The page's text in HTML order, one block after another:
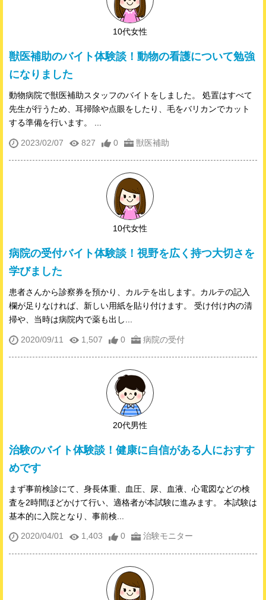
10代女性
獣医補助のバイト体験談！動物の看護について勉強
になりました
動物病院で獣医補助スタッフのバイトをしました。 処置はすべて
先生が行うため、耳掃除や点眼をしたり、毛をバリカンでカット
する準備を行います。 ...
2023/02/07 827 0 獣医補助
10代女性
病院の受付バイト体験談！視野を広く持つ大切さを
学びました
患者さんから診察券を預かり、カルテを出します。カルテの記入
欄が足りなければ、新しい用紙を貼り付けます。 受け付け内の清
掃や、当時は病院内で薬も出し...
2020/09/11 1,507 0 病院の受付
20代男性
治験のバイト体験談！健康に自信がある人におすす
めです
まず事前検診にて、身長体重、血圧、尿、血液、心電図などの検
査を2時間ほどかけて行い、適格者が本試験に進みます。 本試験は
基本的に入院となり、事前検...
2020/04/01 1,403 0 治験モニター